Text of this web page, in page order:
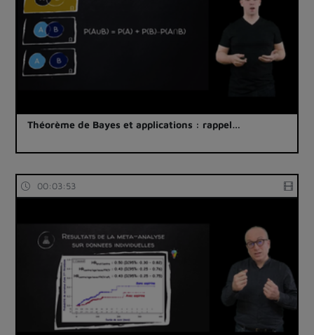
Théorème de Bayes et applications : rappel…
00:03:53